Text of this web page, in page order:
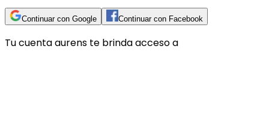
Continuar con Google Continuar con Facebook
Tu cuentaaurens te brinda acceso a